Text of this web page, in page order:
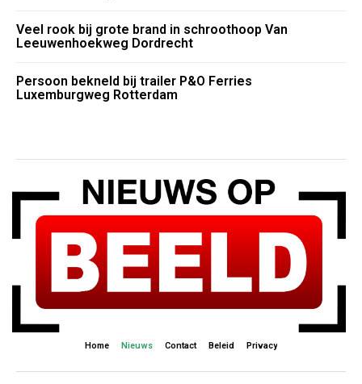
Veel rook bij grote brand in schroothoop Van
Leeuwenhoekweg Dordrecht
Persoon bekneld bij trailer P&O Ferries
Luxemburgweg Rotterdam
Home Nieuws Contact Beleid Privacy